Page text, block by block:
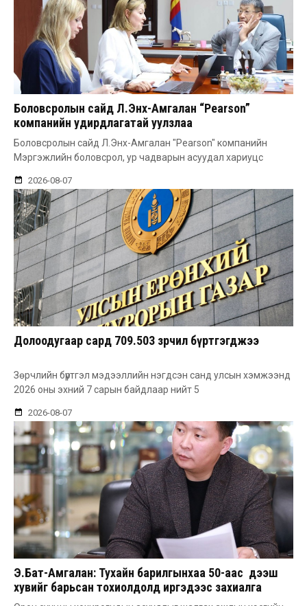
Боловсролын сайд Л.Энх-Амгалан “Pearson”
компанийн удирдлагатай уулзлаа
Боловсролын сайд Л.Энх-Амгалан "Pearson" компанийн
Мэргэжлийн боловсрол, ур чадварын асуудал хариуцс
2026-08-07
Долоодугаар сард 709.503 зөрчил бүртгэгджээ
Зөрчлийн бүртгэл мэдээллийн нэгдсэн санд улсын хэмжээнд
2026 оны эхний 7 сарын байдлаар нийт 5
2026-08-07
Э.Бат-Амгалан: Тухайн барилгынхаа 50-аас дээш
хувийг барьсан тохиолдолд иргэдээс захиалга
авдаг болгоно